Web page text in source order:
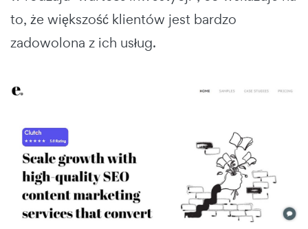
to, że większość klientów jest bardzo
zadowolona z ich usług.